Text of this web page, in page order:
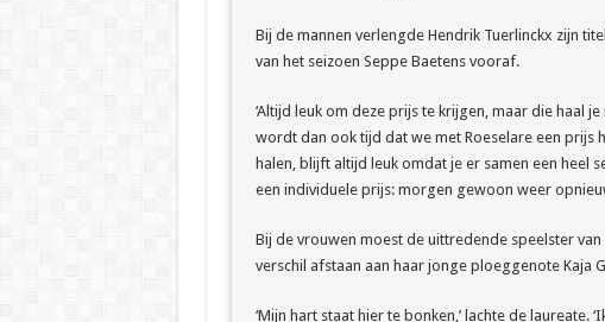
Bij de mannen verlengde Hendrik Tuerlinckx zijn
van het seizoen Seppe Baetens vooraf.
‘Altijd leuk om deze prijs te krijgen, maar die haal
wordt dan ook tijd dat we met Roeselare een prijs
halen, blijft altijd leuk omdat je er samen een heel
een individuele prijs: morgen gewoon weer
Bij de vrouwen moest de uittredende speelster
verschil afstaan aan haar jonge ploeggenote Kaja
‘Mijn hart staat hier te bonken,’ lachte de laureate.